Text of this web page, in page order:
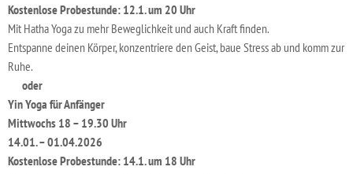
Kostenlose Probestunde: 12.1. um 20 Uhr
Mit Hatha Yoga zu mehr Beweglichkeit und auch Kraft finden.
Entspanne deinen Körper, konzentriere den Geist, baue Stress ab und komm zur
Ruhe.
oder
Yin Yoga für Anfänger
Mittwochs 18 – 19.30 Uhr
14.01. – 01.04.2026
Kostenlose Probestunde: 14.1. um 18 Uhr